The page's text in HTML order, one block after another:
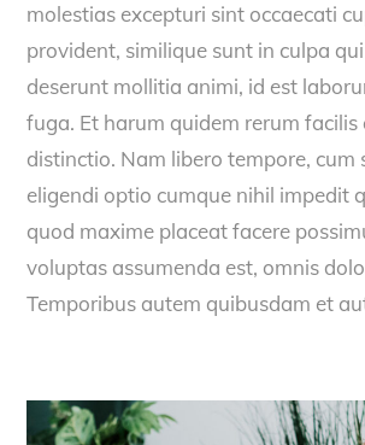
molestias excepturi sint occaecati
provident, similique sunt in culpa
deserunt mollitia animi, id est
fuga. Et harum quidem rerum facilis
distinctio. Nam libero tempore, cum
eligendi optio cumque nihil impedit
quod maxime placeat facere
voluptas assumenda est, omnis
Temporibus autem quibusdam et